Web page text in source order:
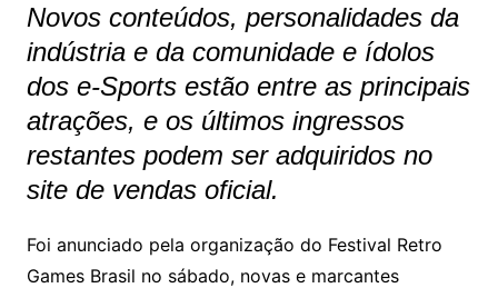
Novos conteúdos, personalidades da
indústria e da comunidade e ídolos
dos e-Sports estão entre as principais
atrações, e os últimos ingressos
restantes podem ser adquiridos no
site de vendas oficial.
Foi anunciado pela organização do Festival Retro
Games Brasil no sábado, novas e marcantes